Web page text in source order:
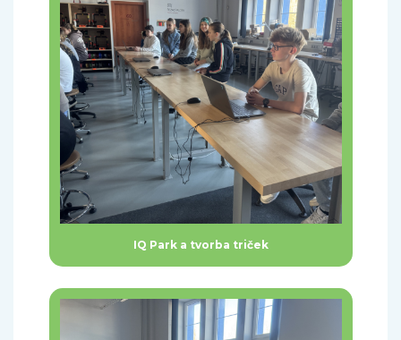
IQ Park a tvorba triček